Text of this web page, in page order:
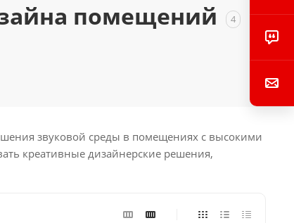
помещений 4
звуковой среды в помещениях с высокими
креативные дизайнерские решения,